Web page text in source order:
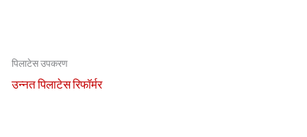
पिलाटेस उपकरण
उन्नत पिलाटेस रिफॉर्मर